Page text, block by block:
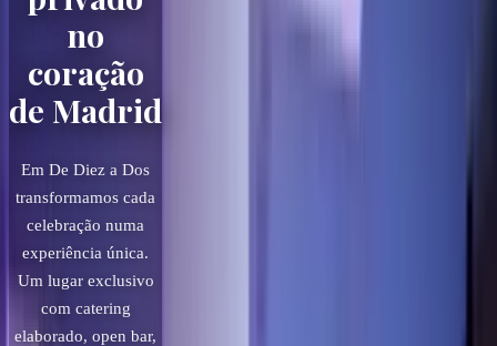
no
coração
de Madrid
Em De Diez a Dos
transformamos cada
celebração numa
experiência única.
Um lugar exclusivo
com catering
elaborado, open bar,
mais importante da sua vida.
Espaços únicos com
serviços personalizados para
fazer do seu evento um dia
VER SALAS
VER EXTRAS
+200
Eventos realizados
24/7
apresentações, team
building e celebrações
empresariais com serviços
RESERVAR SALA
SABER MAIS
+200
Eventos realizados
24/7